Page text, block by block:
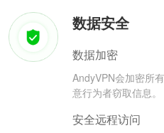
数据安全
数据加密
AndyVPN会加密所
意行为者窃取信息。
安全远程访问